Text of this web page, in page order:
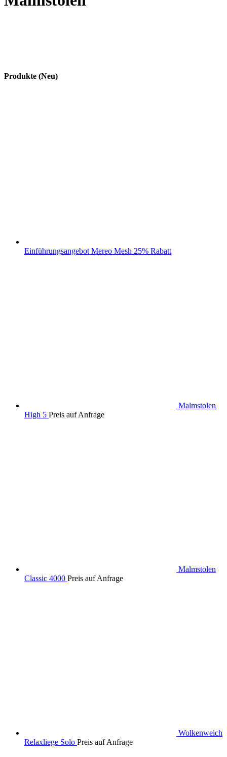
Produkte (Neu)
Einführungsangebot Mereo Mesh 25% Rabatt
Malmstolen
High 5 Preis auf Anfrage
Malmstolen
Classic 4000 Preis auf Anfrage
Wolkenweich
Relaxliege Solo Preis auf Anfrage